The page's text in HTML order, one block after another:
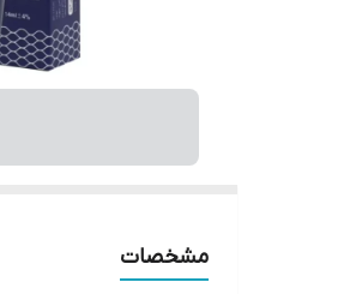
مشخصات